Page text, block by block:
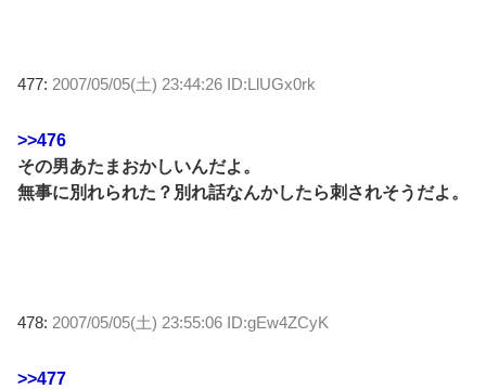
477: 2007/05/05(土) 23:44:26 ID:LlUGx0rk
>>476
その男あたまおかしいんだよ。
無事に別れられた？別れ話なんかしたら刺されそうだよ。
478: 2007/05/05(土) 23:55:06 ID:gEw4ZCyK
>>477